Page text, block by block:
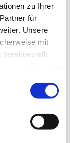
zu Ihrer
für
Unsere
mit
bereitgestellt